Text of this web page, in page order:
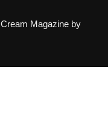
Cream Magazine by